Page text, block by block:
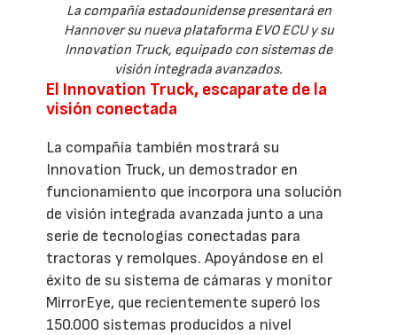
La compañía estadounidense presentará en
Hannover su nueva plataforma EVO ECU y su
Innovation Truck, equipado con sistemas de
visión integrada avanzados.
El Innovation Truck, escaparate de la
visión conectada
La compañía también mostrará su
Innovation Truck, un demostrador en
funcionamiento que incorpora una solución
de visión integrada avanzada junto a una
serie de tecnologías conectadas para
tractoras y remolques. Apoyándose en el
éxito de su sistema de cámaras y monitor
MirrorEye, que recientemente superó los
150.000 sistemas producidos a nivel